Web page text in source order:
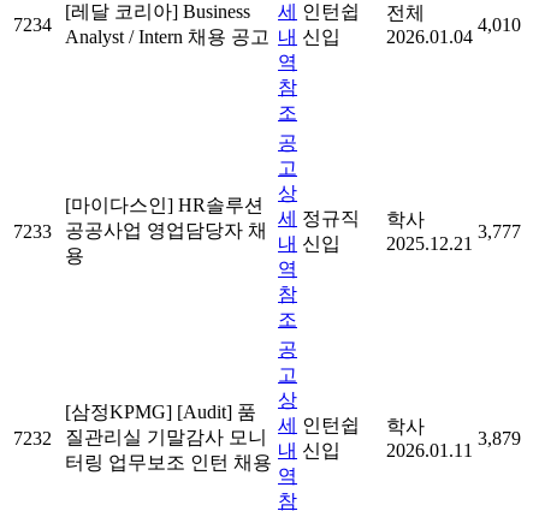
7234
[레달 코리아] Business
Analyst / Intern 채용 공고
세
내
역
참
조
인턴쉽
신입
전체
2026.01.04
4,010
7233
[마이다스인] HR솔루션
공공사업 영업담당자 채
용
공
고
상
세
내
역
참
조
정규직
신입
학사
2025.12.21
3,777
7232
[삼정KPMG] [Audit] 품
질관리실 기말감사 모니
터링 업무보조 인턴 채용
공
고
상
세
내
역
참
인턴쉽
신입
학사
2026.01.11
3,879